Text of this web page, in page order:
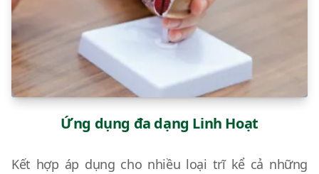
Ứng dụng đa dạng Linh Hoạt
Kết hợp áp dụng cho nhiều loại trĩ kể cả những